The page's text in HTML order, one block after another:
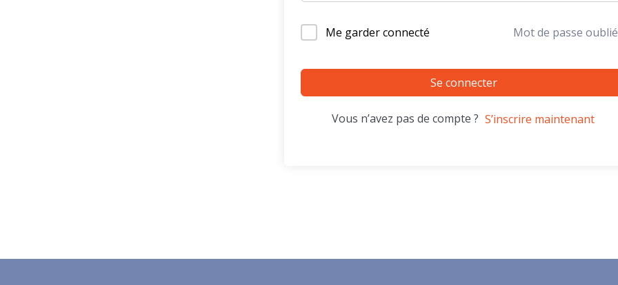
Me garder connecté Mot de passe
Se connecter
Vous n’avez pas de compte ? S’inscrire maintenant